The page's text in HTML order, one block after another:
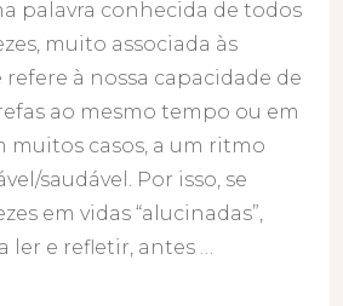
palavra conhecida de todos
muito associada às
refere à nossa capacidade de
ao mesmo tempo ou em
muitos casos, a um ritmo
saudável. Por isso, se
em vidas “alucinadas”,
ler e refletir, antes …